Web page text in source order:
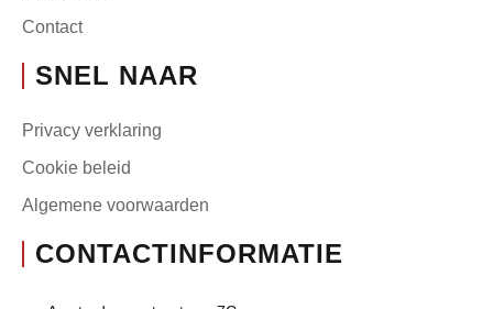
Contact
SNEL NAAR
Privacy verklaring
Cookie beleid
Algemene voorwaarden
CONTACTINFORMATIE